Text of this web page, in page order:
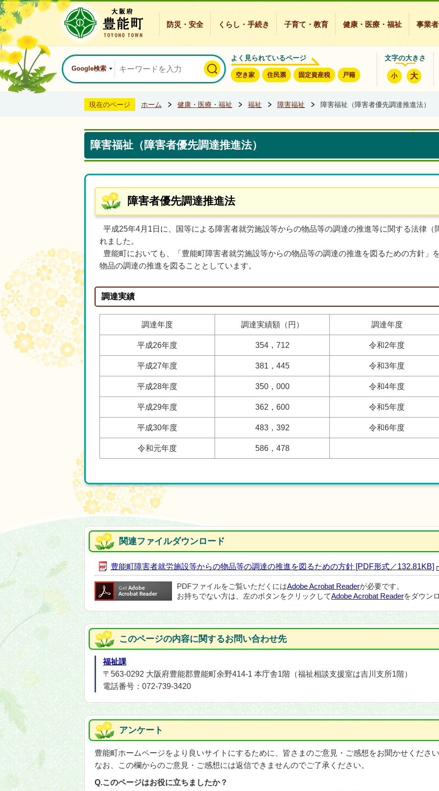
防災・安全 くらし・手続き 子育て・教育 健康・医療・福祉 事業
Google検索
よく見られているページ
空き家 住民票 固定資産税 戸籍
文字の大きさ
小 大
現在のページ ホーム 健康・医療・福祉 福祉 障害福祉 障害福祉（障害者優先調達推進法）
障害福祉（障害者優先調達推進法）
障害者優先調達推進法
平成25年4月1日に、国等による障害者就労施設等からの物品等の調達の推進等に関する法律（
れました。
豊能町においても、「豊能町障害者就労施設等からの物品等の調達の推進を図るための方針」
物品の調達の推進を図ることとしています。
調達実績
調達年度 調達実績額（円） 調達年度
平成26年度 354，712 令和2年度
平成27年度 381，445 令和3年度
平成28年度 350，000 令和4年度
平成29年度 362，600 令和5年度
平成30年度 483，392 令和6年度
令和元年度 586，478
関連ファイルダウンロード
豊能町障害者就労施設等からの物品等の調達の推進を図るための方針 [PDF形式／132.81KB]
PDFファイルをご覧いただくにはAdobe Acrobat Readerが必要です。
お持ちでない方は、左のボタンをクリックしてAdobe Acrobat Readerをダウン
このページの内容に関するお問い合わせ先
福祉課
〒563-0292 大阪府豊能郡豊能町余野414-1 本庁舎1階（福祉相談支援室は吉川支所1階）
電話番号：072-739-3420
アンケート
豊能町ホームページをより良いサイトにするために、皆さまのご意見・ご感想をお聞かせくださ
なお、この欄からのご意見・ご感想には返信できませんのでご了承ください。
Q.このページはお役に立ちましたか？